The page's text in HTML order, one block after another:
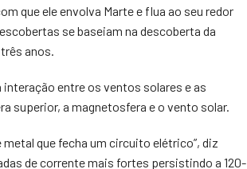
que ele envolva Marte e flua ao seu redor
se baseiam na descoberta da
anos.
entre os ventos solares e as
superior, a magnetosfera e o vento solar.
que fecha um circuito elétrico”, diz
de corrente mais fortes persistindo a 120-